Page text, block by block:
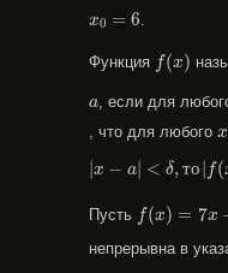
x0 = 6
x .
Функция f(x)
(x
a
a, если для
, что для любого x
x
x − a| < δ,то f(
| <δ о| −f(
Пусть f(x) = 7x
f(x)= −4,
непрерывна в